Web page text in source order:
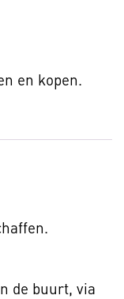
en kopen.
de buurt, via